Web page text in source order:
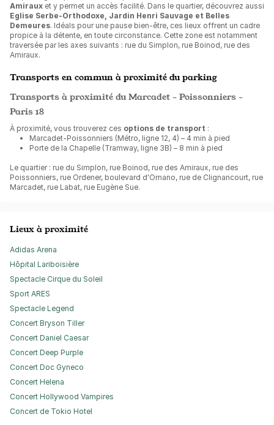
Amiraux et y permet un accès facilité. Dans le quartier, découvrez aussi
Eglise Serbe-Orthodoxe, Jardin Henri Sauvage et Belles
Demeures. Idéals pour une pause bien-être, ces lieux offrent un cadre
propice à la détente, en toute circonstance. Cette zone est notamment
traversée par les axes suivants : rue du Simplon, rue Boinod, rue des
Amiraux.
Transports en commun à proximité du parking
Transports à proximité du Marcadet - Poissonniers -
Paris 18
À proximité, vous trouverez ces options de transport :
Marcadet-Poissonniers (Métro, ligne 12, 4) – 4 min à pied
Porte de la Chapelle (Tramway, ligne 3B) – 8 min à pied
Le quartier : rue du Simplon, rue Boinod, rue des Amiraux, rue des
Poissonniers, rue Ordener, boulevard d'Ornano, rue de Clignancourt, rue
Marcadet, rue Labat, rue Eugène Sue.
Lieux à proximité
Adidas Arena
Hôpital Lariboisière
Spectacle Cirque du Soleil
Sport ARES
Spectacle Legend
Concert Bryson Tiller
Concert Daniel Caesar
Concert Deep Purple
Concert Doc Gyneco
Concert Helena
Concert Hollywood Vampires
Concert de Tokio Hotel